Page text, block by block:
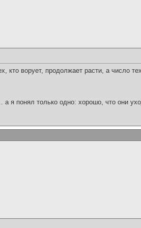
кто ворует, продолжает расти, а число
я понял только одно: хорошо, что они